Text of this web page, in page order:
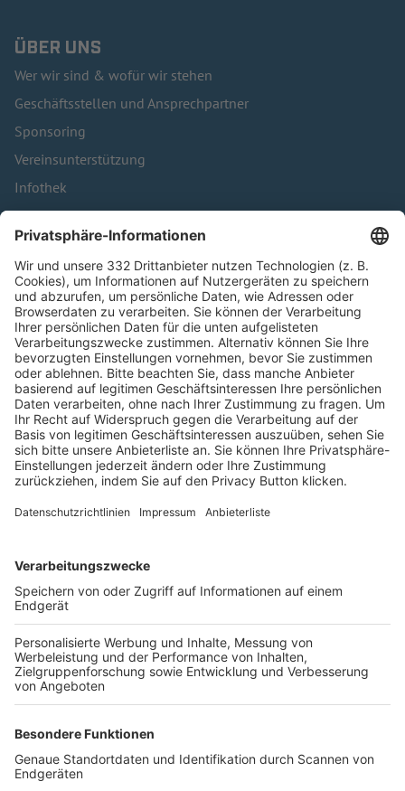
ÜBER UNS
Wer wir sind & wofür wir stehen
Geschäftsstellen und Ansprechpartner
Sponsoring
Vereinsunterstützung
Infothek
Kontakt
HÄUFIG BESUCHTE SEITEN
Pässe und Vereinswechsel
Trainerausbildung
Schulungsangebot Vereinsmitarbeiter
BFV-Geschäftsstellen
Trainerbörse
Login SpielPlus
FOLGE DEM BFV
TOP-VEREINE
TOP-PARTNER